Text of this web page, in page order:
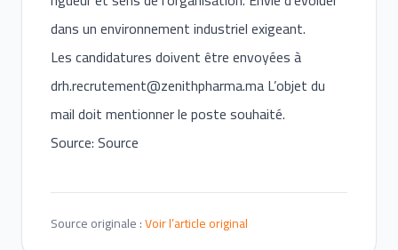
dans un environnement industriel exigeant.
Les candidatures doivent être envoyées à
drh.recrutement@zenithpharma.maL’objet du
mail doit mentionner le poste souhaité.
Source: Source
Source originale :Voir l’article original